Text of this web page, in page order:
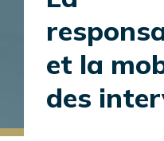
et la
des